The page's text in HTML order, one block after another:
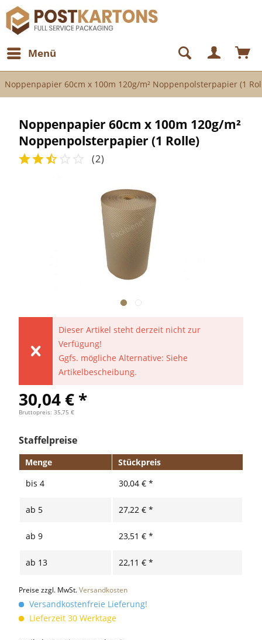
Menü
Noppenpapier 60cm x 100m 120g/m² Noppenpolsterpapier (1
Noppenpapier 60cm x 100m 120g/m²
Noppenpolsterpapier (1 Rolle)
(2)
Dieser Artikel steht derzeit nicht zur
Verfügung!
Ggfs. mögliche Alternative: Siehe
Artikelbescheibung.
30,04 € *
Bruttopreis: 35,75 €
Staffelpreise
Menge
Stückpreis
bis 4 30,04 € *
ab 5 27,22 € *
ab 9 23,51 € *
ab 13 22,11 € *
Preise zzgl. MwSt.Versandkosten
Versandkostenfreie Lieferung!
Lieferzeit 30 Werktage